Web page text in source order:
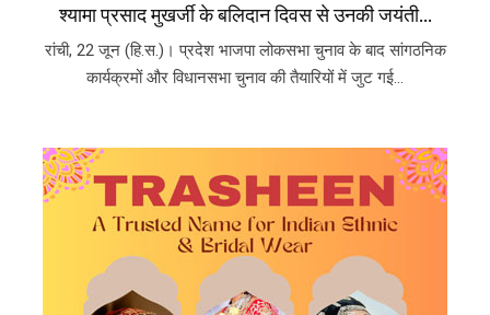
श्यामा प्रसाद मुखर्जी के बलिदान दिवस से उनकी जयंती...
रांची, 22 जून (हि.स.)। प्रदेश भाजपा लोकसभा चुनाव के बाद सांगठनिक
कार्यक्रमों और विधानसभा चुनाव की तैयारियों में जुट गई...